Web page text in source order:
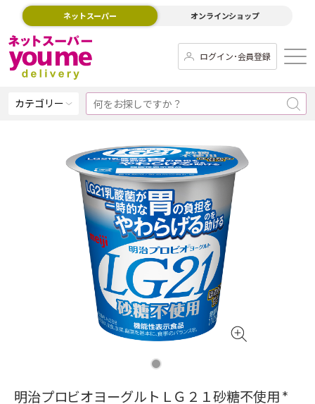
ネットスーパー オンラインショップ
ログイン･会員登録
カテゴリー
明治プロビオヨーグルトＬＧ２１砂糖不使用 *